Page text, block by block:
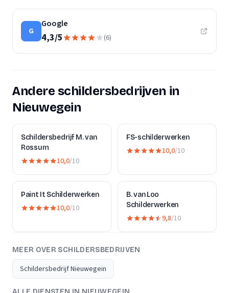
G
Google
4,3/5 (6)
Andere schildersbedrijven in
Nieuwegein
Schildersbedrijf M. van
Rossum
10,0/10
FS-schilderwerken
10,0/10
Paint It Schilderwerken
10,0/10
B. van Loo
Schilderwerken
9,8/10
MEER OVER SCHILDERSBEDRIJVEN
Schildersbedrijf Nieuwegein